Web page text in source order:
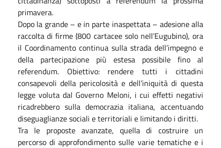
primavera.
Dopo la grande – e in parte inaspettata – adesione alla
raccolta di firme (800 cartacee solo nell’Eugubino), ora
il Coordinamento continua sulla strada dell’impegno e
della partecipazione più estesa possibile fino al
referendum. Obiettivo: rendere tutti i cittadini
consapevoli della pericolosità e dell’iniquità di questa
legge voluta dal Governo Meloni, i cui effetti negativi
ricadrebbero sulla democrazia italiana, accentuando
diseguaglianze sociali e territoriali e limitando i diritti.
Tra le proposte avanzate, quella di costruire un
percorso di approfondimento sulle varie tematiche e i